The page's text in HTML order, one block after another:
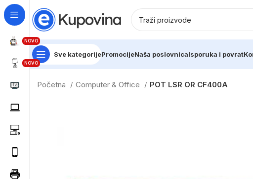
NOVO
NOVO
Sve kategorijePromocijeNaša poslovnicaIsporuka i povrat
Početna Computer & Office POT LSR OR CF400A